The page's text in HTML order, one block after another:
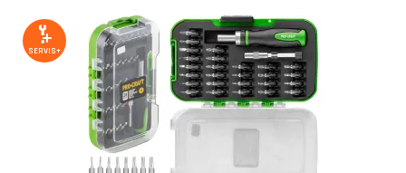
SERVIS+